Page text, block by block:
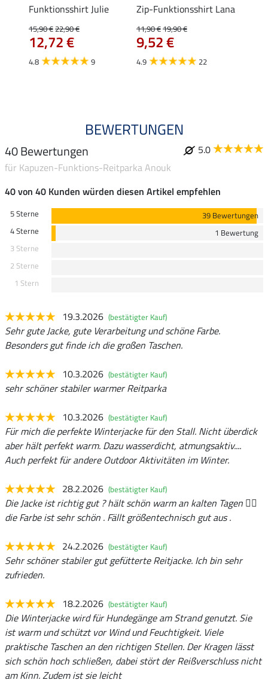
Funktionsshirt Julie
15,90 €22,90 €
12,72 €
4.8 9
Zip-Funktionsshirt Lana
11,90 €19,90 €
9,52 €
4.9 22
BEWERTUNGEN
40 Bewertungen
5.0
für Kapuzen-Funktions-Reitparka Anouk
40 von 40 Kunden würden diesen Artikel empfehlen
5 Sterne
39 Bewertungen
4 Sterne
1 Bewertung
3 Sterne
2 Sterne
1 Stern
19.3.2026 (bestätigter Kauf)
Sehr gute Jacke, gute Verarbeitung und schöne Farbe.
Besonders gut finde ich die großen Taschen.
10.3.2026 (bestätigter Kauf)
sehr schöner stabiler warmer Reitparka
10.3.2026 (bestätigter Kauf)
Für mich die perfekte Winterjacke für den Stall. Nicht überdick
aber hält perfekt warm. Dazu wasserdicht, atmungsaktiv....
Auch perfekt für andere Outdoor Aktivitäten im Winter.
28.2.2026 (bestätigter Kauf)
Die Jacke ist richtig gut ? hält schön warm an kalten Tagen 👍🏻
die Farbe ist sehr schön . Fällt größentechnisch gut aus .
24.2.2026 (bestätigter Kauf)
Sehr schöner stabiler gut gefütterte Reitjacke. Ich bin sehr
zufrieden.
18.2.2026 (bestätigter Kauf)
Die Winterjacke wird für Hundegänge am Strand genutzt. Sie
ist warm und schützt vor Wind und Feuchtigkeit. Viele
praktische Taschen an den richtigen Stellen. Der Kragen lässt
sich schön hoch schließen, dabei stört der Reißverschluss nicht
am Kinn. Zudem ist sie leicht